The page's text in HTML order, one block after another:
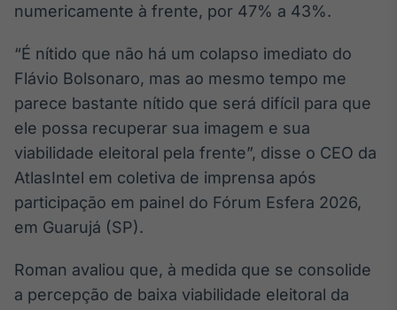
Ticker
Cotações e
headlines de
notícias
Widgets
Componentes
Broadcast
numericamente à frente, por 47% a 43%.
“É nítido que não há um colapso imediato do
Flávio Bolsonaro, mas ao mesmo tempo me
parece bastante nítido que será difícil para que
ele possa recuperar sua imagem e sua
viabilidade eleitoral pela frente”, disse o CEO da
AtlasIntel em coletiva de imprensa após
participação em painel do Fórum Esfera 2026,
em Guarujá (SP).
Roman avaliou que, à medida que se consolide
a percepção de baixa viabilidade eleitoral da